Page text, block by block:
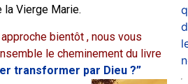
Vierge Marie.
bientôt , nous vous
le cheminement du livre
transformer par Dieu ?”